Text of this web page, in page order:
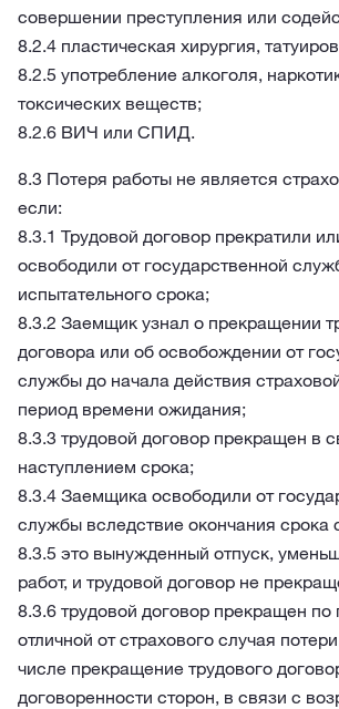
совершении преступления или
8.2.4 пластическая хирургия,
8.2.5 употребление алкоголя,
токсических веществ;
8.2.6 ВИЧ или СПИД.
8.3 Потеря работы не является
если:
8.3.1 Трудовой договор прекратили
освободили от государственной
испытательного срока;
8.3.2 Заемщик узнал о прекращении
договора или об освобождении от
службы до начала действия
период времени ожидания;
8.3.3 трудовой договор прекращен в
наступлением срока;
8.3.4 Заемщика освободили от
службы вследствие окончания срока
8.3.5 это вынужденный отпуск,
работ, и трудовой договор не
8.3.6 трудовой договор прекращен по
отличной от страхового случая
числе прекращение трудового
договоренности сторон, в связи с